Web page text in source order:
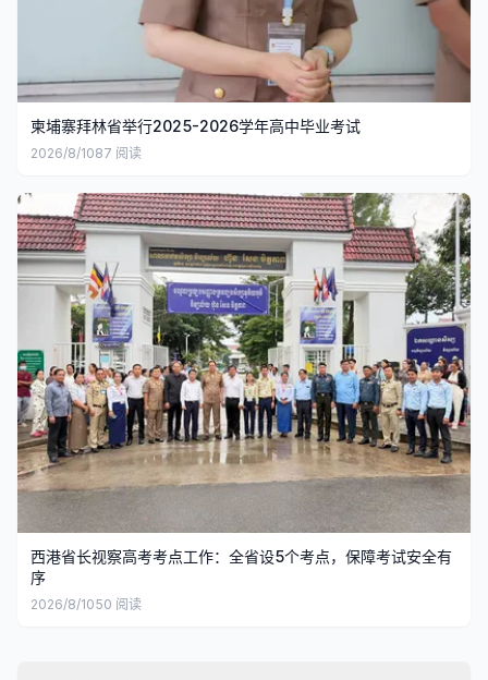
柬埔寨拜林省举行2025-2026学年高中毕业考试
2026/8/1087 阅读
西港省长视察高考考点工作：全省设5个考点，保障考试安全有
序
2026/8/1050 阅读